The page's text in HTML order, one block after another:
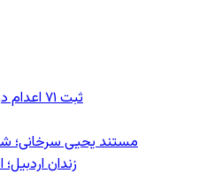
ثبت ۷۱ اعدام در ژوئیه؛ شمار اعدام‌ها در سال ۲۰۲۶ به دست‌کم ۴۴۴ نفر رسید
مستند یحیی سرخانی؛
زندان اردبیل؛ احراز هویت ۵۴ شهروند